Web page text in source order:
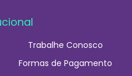
Trabalhe Conosco
Formas de Pagamento